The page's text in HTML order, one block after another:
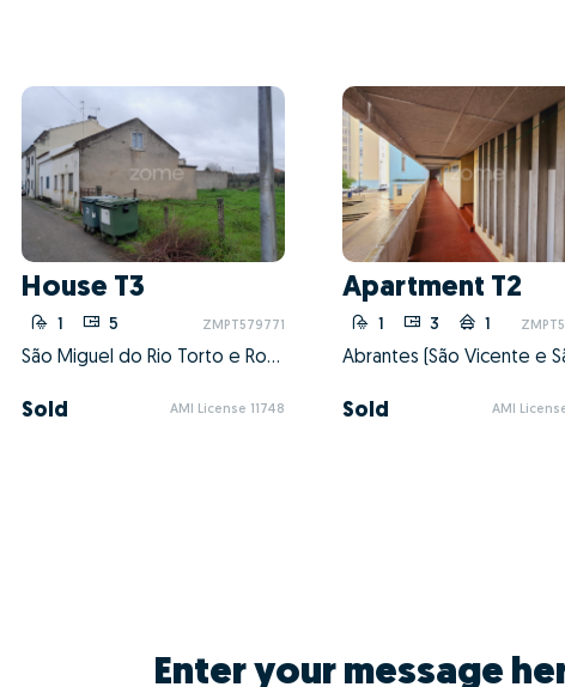
House T3
1 5 ZMPT579771
São Miguel do Rio Torto e Rossio ao Sul do Tejo, Abrantes, Santarém
Sold AMI License 11748
Apartment T2
1 3 1
Sold AMI
Enter your message